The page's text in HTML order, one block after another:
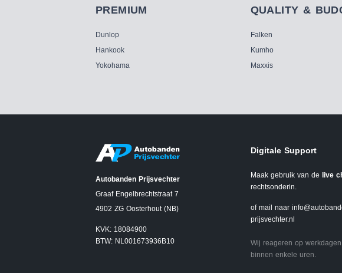
PREMIUM
Dunlop
Hankook
Yokohama
QUALITY &
Falken
Kumho
Maxxis
Autobanden Prijsvechter
Graaf Engelbrechtstraat 7
4902 ZG Oosterhout (NB)
KVK: 18084900
BTW: NL001673936B10
Digitale Support
Maak gebruik van de live
rechtsonderin.
of mail naar
prijsvechter.nl
Wij reageren op
binnen enkele uren.